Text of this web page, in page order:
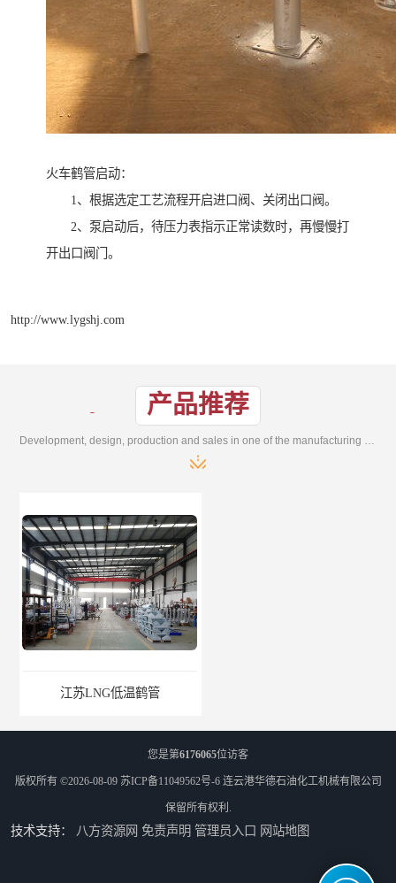
火车鹤管启动：
1、根据选定工艺流程开启进口阀、关闭出口阀。
2、泵启动后，待压力表指示正常读数时，再慢慢打
开出口阀门。
http://www.lygshj.com
产品推荐
江苏LNG低温鹤管
您是第6176065位访客
版权所有 ©2026-08-09 苏ICP备11049562号-6 连云港华德石油化工机械有限公司
保留所有权利.
技术支持： 八方资源网 免责声明 管理员入口 网站地图